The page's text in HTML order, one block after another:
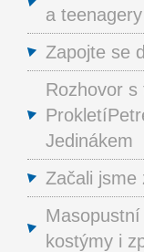
a teenagery
Zapojte se
Rozhovor s
Jedinákem
Začali jsme
kostýmy i